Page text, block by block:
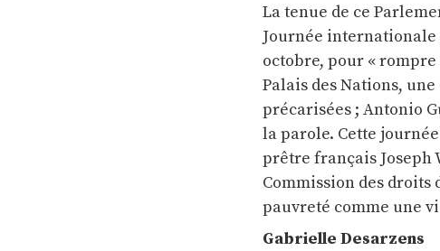
La tenue de ce
Journée internationale
octobre, pour «
Palais des Nations,
précarisées ; Antonio
la parole. Cette
prêtre français Joseph
Commission des droits
pauvreté comme une
Gabrielle Desarzens